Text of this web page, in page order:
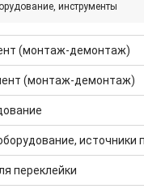
инструменты
(монтаж-демонтаж)
(монтаж-демонтаж)
источники
переклейки